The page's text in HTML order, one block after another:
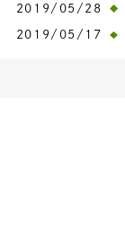
2019/05/28
2019/05/17